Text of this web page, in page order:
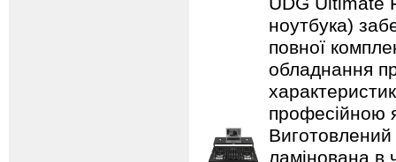
ноутбука)
повної
обладнання
професійною